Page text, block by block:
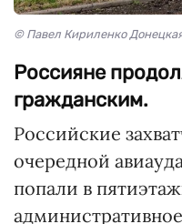
© Павел Кириленко
Россияне
гражданским.
Российские
очередной
попали в